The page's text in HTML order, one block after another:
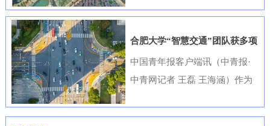
《廉心清颂》《缝隙》等获奖作
品构思精巧、寓意深刻，将廉洁
内涵与传统文化元素相融合，充
参会工作，已于9月20日在合肥
进博会外企（安徽）供需对接暨
投资交流活动”，会上，130余家
安徽本土知名企业与21家进博会
系。在本届进博会上，来自安徽
南山区，歙县桂林国有林场的林
下基地里，农户忙着采收黄栀
林，从各自为战到联农共富，安
合肥大学“智慧交通”团队获多项
重要进展
中国青年报客户端讯（中青报·
中青网记者 王磊 王海涵）作为
局城市，合肥正在着力打造低空